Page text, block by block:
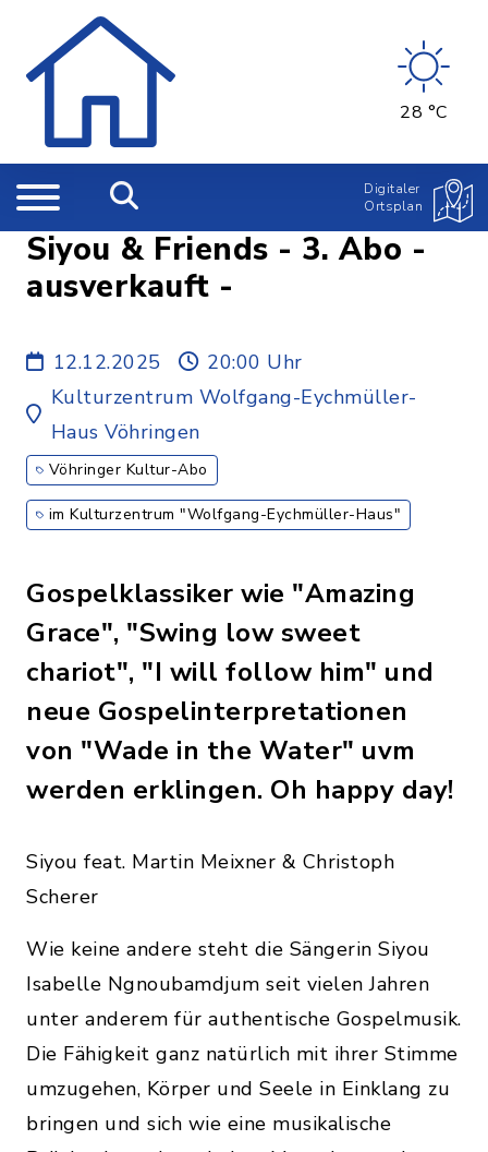
28 °C
Digitaler
Ortsplan
Siyou & Friends - 3. Abo -
ausverkauft -
12.12.2025
20:00 Uhr
Kulturzentrum Wolfgang-Eychmüller-
Haus Vöhringen
Vöhringer Kultur-Abo
im Kulturzentrum "Wolfgang-Eychmüller-Haus"
Gospelklassiker wie "Amazing
Grace", "Swing low sweet
chariot", "I will follow him" und
neue Gospelinterpretationen
von "Wade in the Water" uvm
werden erklingen. Oh happy day!
Siyou feat. Martin Meixner & Christoph
Scherer
Wie keine andere steht die Sängerin Siyou
Isabelle Ngnoubamdjum seit vielen Jahren
unter anderem für authentische Gospelmusik.
Die Fähigkeit ganz natürlich mit ihrer Stimme
umzugehen, Körper und Seele in Einklang zu
bringen und sich wie eine musikalische